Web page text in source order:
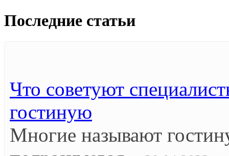
Последние статьи
Что советуют
гостиную
Многие называют